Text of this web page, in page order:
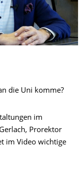
die Uni komme?
im
Prorektor
im Video wichtige